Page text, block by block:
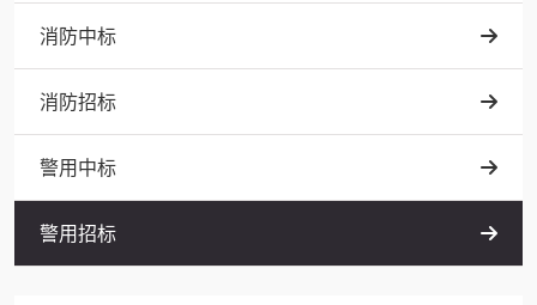
消防中标
消防招标
警用中标
警用招标